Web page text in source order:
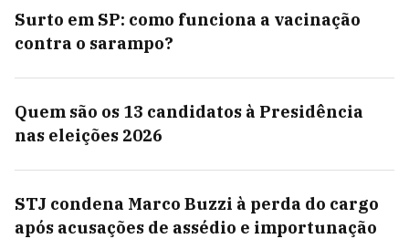
Surto em SP: como funciona a vacinação
contra o sarampo?
Quem são os 13 candidatos à Presidência
nas eleições 2026
STJ condena Marco Buzzi à perda do cargo
após acusações de assédio e importunação